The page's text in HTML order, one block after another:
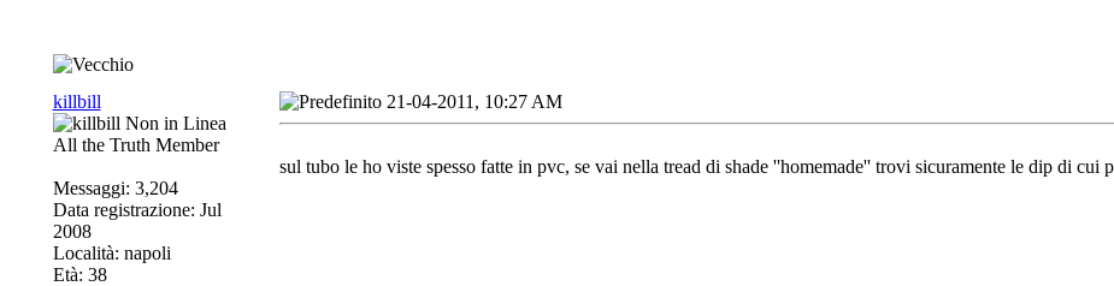
killbill
All the Truth Member
Messaggi: 3,204
Data registrazione: Jul
2008
Località: napoli
Età: 38
21-04-2011, 10:27 AM
sul tubo le ho viste spesso fatte in pvc, se vai nella tread di shade ''homemade'' trovi sicuramente le dip di cui